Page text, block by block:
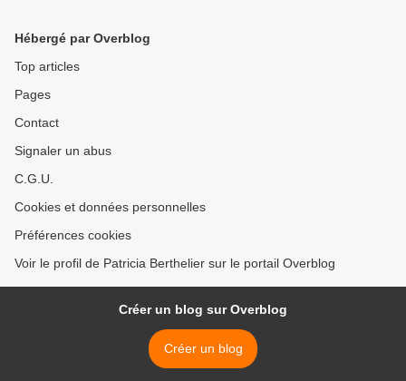
Hébergé par Overblog
Top articles
Pages
Contact
Signaler un abus
C.G.U.
Cookies et données personnelles
Préférences cookies
Voir le profil de Patricia Berthelier sur le portail Overblog
Créer un blog sur Overblog
Créer un blog